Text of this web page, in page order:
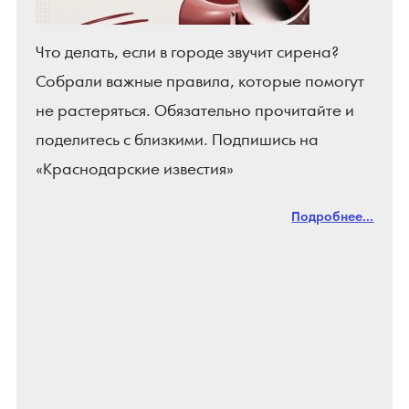
Что делать, если в городе звучит сирена?
Собрали важные правила, которые помогут
не растеряться. Обязательно прочитайте и
поделитесь с близкими. Подпишись на
«Краснодарские известия»
Подробнее...